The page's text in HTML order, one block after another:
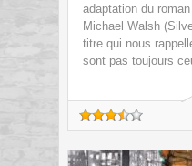
adaptation du
Michael Walsh
titre qui nous
sont pas toujours